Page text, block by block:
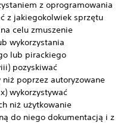
z oprogramowania
z jakiegokolwiek sprzętu
celu zmuszenie
wykorzystania
lub pirackiego
pozyskiwać
poprzez autoryzowane
wykorzystywać
niż użytkowanie
do niego dokumentacją i z